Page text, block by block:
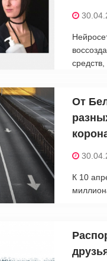
От
К 10